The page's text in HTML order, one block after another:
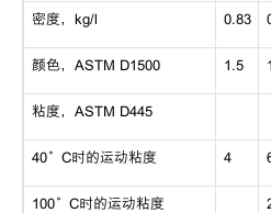
密度，kg/l 0.83
颜色，ASTM D1500 1.5 1
粘度，ASTM D445
40°C时的运动粘度 4
100°C时的运动粘度